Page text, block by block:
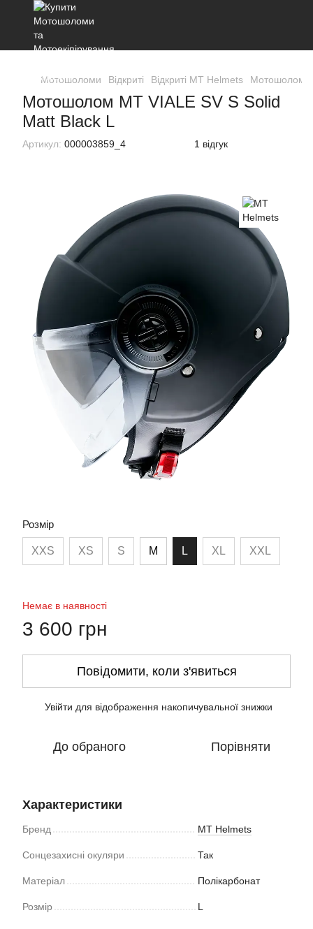
Мотошоломи Відкриті Відкриті MT Helmets Мотошолом
Мотошолом MT VIALE SV S Solid
Matt Black L
Артикул: 000003859_4 1 відгук
Розмір
XXS XS S M L XL XXL
Немає в наявності
3 600 грн
Повідомити, коли з'явиться
Увійти для відображення накопичувальної знижки
До обраного Порівняти
Характеристики
Бренд MT Helmets
Сонцезахисні окуляри Так
Матеріал Полікарбонат
Розмір L